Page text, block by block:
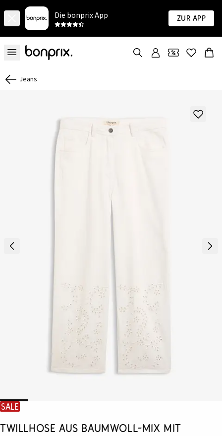
Die bonprix App Zur App
Jeans
SALE
Twillhose aus Baumwoll-Mix mit